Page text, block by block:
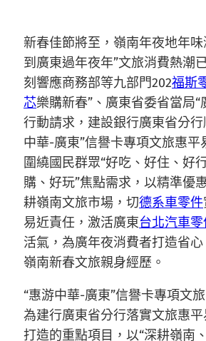
新春佳節將至，嶺南年夜地年味
到廣東過年夜年”文旅消費熱潮
刻響應商務部等九部門202福斯
芯樂購新春”、廣東省委省當局“
行動請求，建設銀行廣東省分
中華-廣東”信譽卡專項文旅惠平
圍繞國民群眾“好吃、好住、好
購、好玩”焦點需求，以精準優
耕嶺南文旅市場，切德系車零件
易近責任，激活廣東台北汽車
活氣，為廣年夜消費者打造省
嶺南新春文旅親身經歷。
“惠游中華-廣東”信譽卡專項文
為建行廣東省分行落實文旅惠
打造的重點項目，以“深耕嶺南